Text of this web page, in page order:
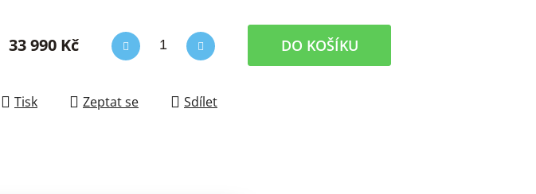
33 990 Kč DO KOŠÍKU
Tisk Zeptat se Sdílet